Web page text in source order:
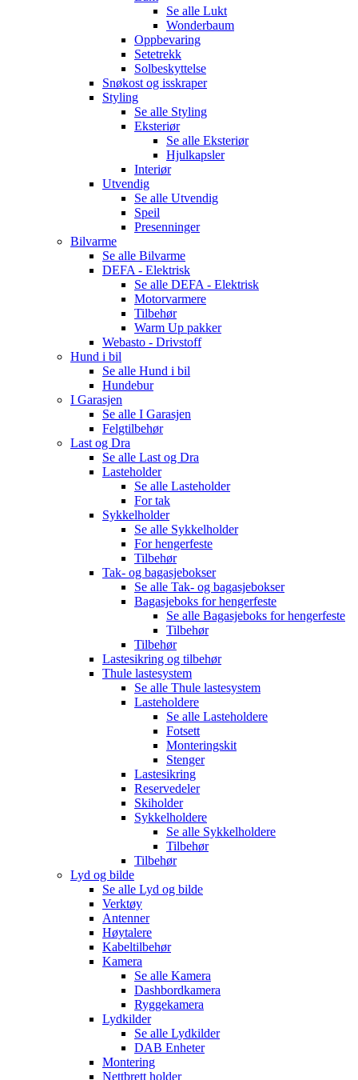
Se alle Lukt
Wonderbaum
Oppbevaring
Setetrekk
Solbeskyttelse
Snøkost og isskraper
Styling
Se alle Styling
Eksteriør
Se alle Eksteriør
Hjulkapsler
Interiør
Utvendig
Se alle Utvendig
Speil
Presenninger
Bilvarme
Se alle Bilvarme
DEFA - Elektrisk
Se alle DEFA - Elektrisk
Motorvarmere
Tilbehør
Warm Up pakker
Webasto - Drivstoff
Hund i bil
Se alle Hund i bil
Hundebur
I Garasjen
Se alle I Garasjen
Felgtilbehør
Last og Dra
Se alle Last og Dra
Lasteholder
Se alle Lasteholder
For tak
Sykkelholder
Se alle Sykkelholder
For hengerfeste
Tilbehør
Tak- og bagasjebokser
Se alle Tak- og bagasjebokser
Bagasjeboks for hengerfeste
Se alle Bagasjeboks for hengerfeste
Tilbehør
Tilbehør
Lastesikring og tilbehør
Thule lastesystem
Se alle Thule lastesystem
Lasteholdere
Se alle Lasteholdere
Fotsett
Monteringskit
Stenger
Lastesikring
Reservedeler
Skiholder
Sykkelholdere
Se alle Sykkelholdere
Tilbehør
Tilbehør
Lyd og bilde
Se alle Lyd og bilde
Verktøy
Antenner
Høytalere
Kabeltilbehør
Kamera
Se alle Kamera
Dashbordkamera
Ryggekamera
Lydkilder
Se alle Lydkilder
DAB Enheter
Montering
Nettbrett holder